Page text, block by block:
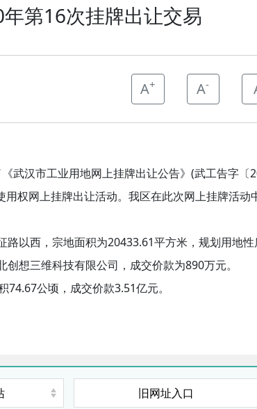
第16次挂牌出让交易
A+ A-
《武汉市工业用地网上挂牌出让公告》 (武工告字 〔
用权网 上挂牌出让活动。我区在此次网 上挂牌活动
路以西，宗地面积为20433.61平方米 ，规划用地
创想三维科技有限公司，成交价款为890万元。
74.67公顷，成交价款3.51亿元。
旧网址入口